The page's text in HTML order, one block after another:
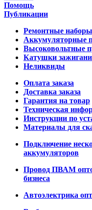
Помощь
Публикации
Ремонтные
Аккумуляторные
Высоковольтные
Катушки
Неликвиды
Оплата заказа
Доставка заказа
Гарантия на товар
Техническая
Инструкции по
Материалы для
Подключение
аккумуляторов
Провод ПВАМ
бизнеса
Автоэлектрика